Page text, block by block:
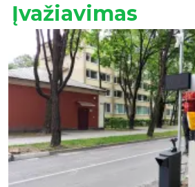
Įvažiavimas